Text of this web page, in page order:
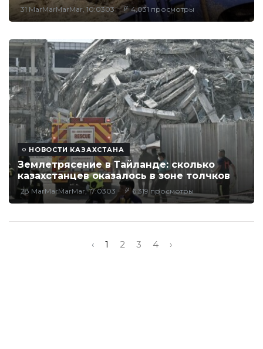
31 MarMarMarMar, 10:0303 4,031 просмотры
НОВОСТИ КАЗАХСТАНА
Землетрясение в Тайланде: сколько
казахстанцев оказалось в зоне толчков
28 MarMarMarMar, 17:0303 6,319 просмотры
‹ 1 2 3 4 ›